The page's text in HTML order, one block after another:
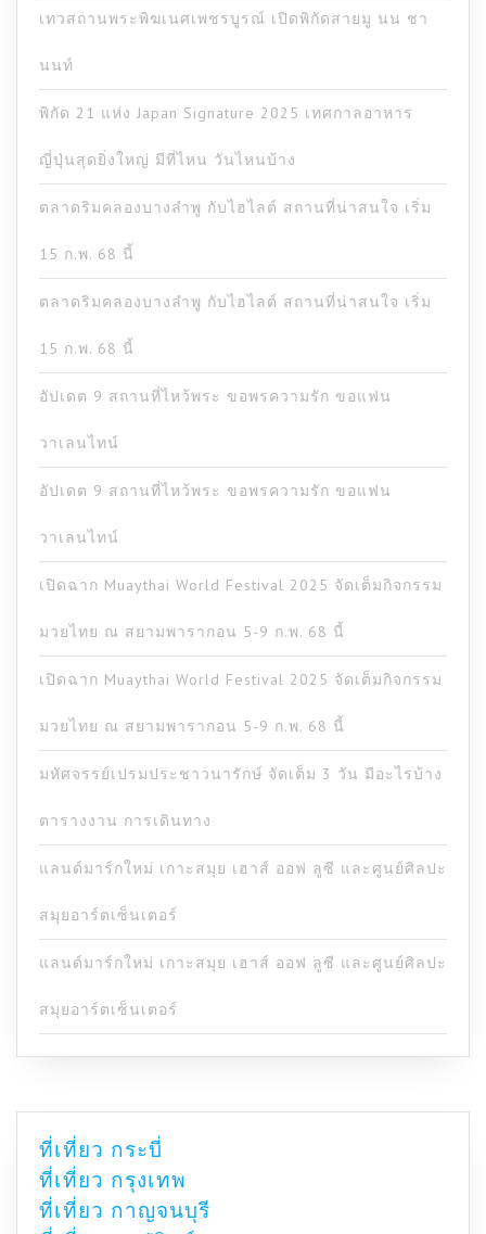
เทวสถานพระพิฆเนศเพชรบูรณ์ เปิดพิกัดสายมู นน ชา
นนท์
พิกัด 21 แห่ง Japan Signature 2025 เทศกาลอาหาร
ญี่ปุ่นสุดยิ่งใหญ่ มีที่ไหน วันไหนบ้าง
ตลาดริมคลองบางลำพู กับไฮไลต์ สถานที่น่าสนใจ เริ่ม
15 ก.พ. 68 นี้
ตลาดริมคลองบางลำพู กับไฮไลต์ สถานที่น่าสนใจ เริ่ม
15 ก.พ. 68 นี้
อัปเดต 9 สถานที่ไหว้พระ ขอพรความรัก ขอแฟน
วาเลนไทน์
อัปเดต 9 สถานที่ไหว้พระ ขอพรความรัก ขอแฟน
วาเลนไทน์
เปิดฉาก Muaythai World Festival 2025 จัดเต็มกิจกรรม
มวยไทย ณ สยามพารากอน 5-9 ก.พ. 68 นี้
เปิดฉาก Muaythai World Festival 2025 จัดเต็มกิจกรรม
มวยไทย ณ สยามพารากอน 5-9 ก.พ. 68 นี้
มหัศจรรย์เปรมประชาวนารักษ์ จัดเต็ม 3 วัน มีอะไรบ้าง
ตารางงาน การเดินทาง
แลนด์มาร์กใหม่ เกาะสมุย เฮาส์ ออฟ ลูซี และศูนย์ศิลปะ
สมุยอาร์ตเซ็นเตอร์
แลนด์มาร์กใหม่ เกาะสมุย เฮาส์ ออฟ ลูซี และศูนย์ศิลปะ
สมุยอาร์ตเซ็นเตอร์
ที่เที่ยว กระบี่
ที่เที่ยว กรุงเทพ
ที่เที่ยว กาญจนบุรี